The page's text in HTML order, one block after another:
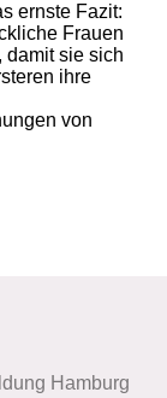
ernste Fazit:
Frauen
damit sie sich
ihre
von
Hamburg